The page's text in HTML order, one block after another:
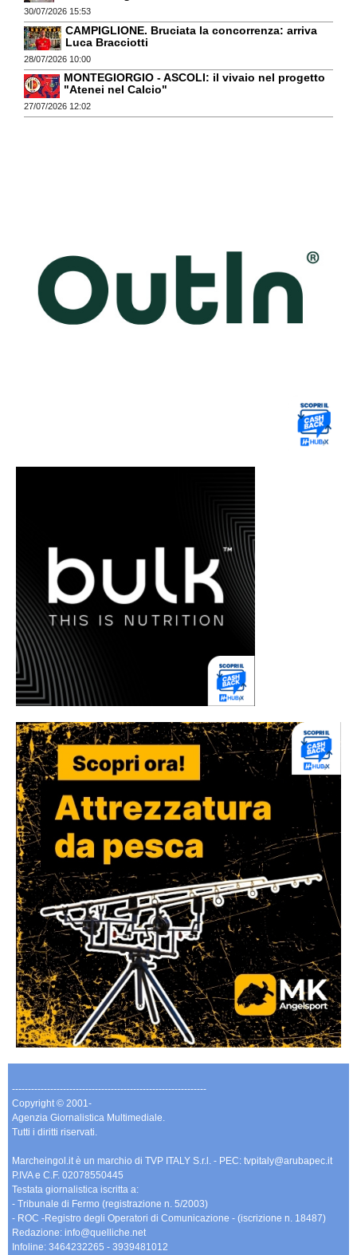
30/07/2026 15:53
CAMPIGLIONE. Bruciata la concorrenza: arriva
Luca Bracciotti
28/07/2026 10:00
MONTEGIORGIO - ASCOLI: il vivaio nel progetto
"Atenei nel Calcio"
27/07/2026 12:02
-------------------------------------------------------------
Copyright © 2001-
Agenzia Giornalistica Multimediale.
Tutti i diritti riservati.
Marcheingol.it è un marchio di TVP ITALY S.r.l. - PEC: tvpitaly@arubapec.it
P.IVA e C.F. 02078550445
Testata giornalistica iscritta a:
- Tribunale di Fermo (registrazione n. 5/2003)
- ROC -Registro degli Operatori di Comunicazione - (iscrizione n. 18487)
Redazione: info@quelliche.net
Infoline: 3464232265 - 3939481012